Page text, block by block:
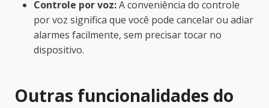
Controle por voz:A conveniência do controle
por voz significa que você pode cancelar ou adiar
alarmes facilmente, sem precisar tocar no
dispositivo.
Outras funcionalidades do